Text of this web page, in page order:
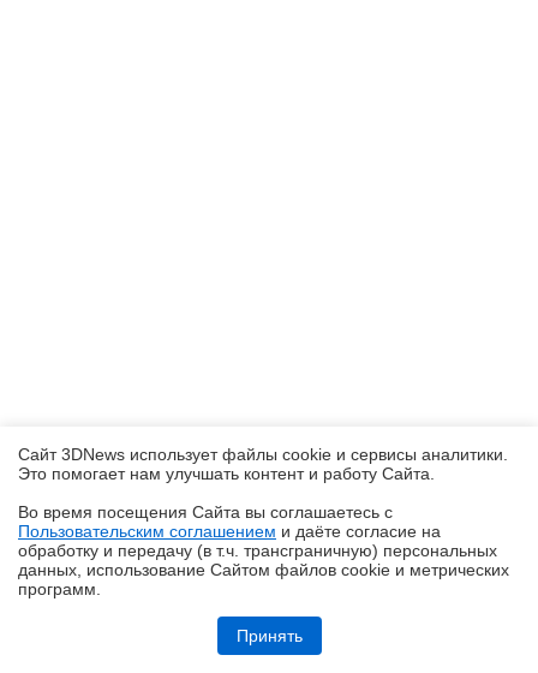
Обзор складного смартфона HONOR Magic V6: избавление от
Сайт 3DNews использует файлы cookie и сервисы аналитики.
Это помогает нам улучшать контент и работу Cайта.
Во время посещения Cайта вы соглашаетесь с
Пользовательским соглашением и даёте согласие на
обработку и передачу (в т.ч. трансграничную) персональных
данных, использование Cайтом файлов cookie и метрических
программ.
Принять